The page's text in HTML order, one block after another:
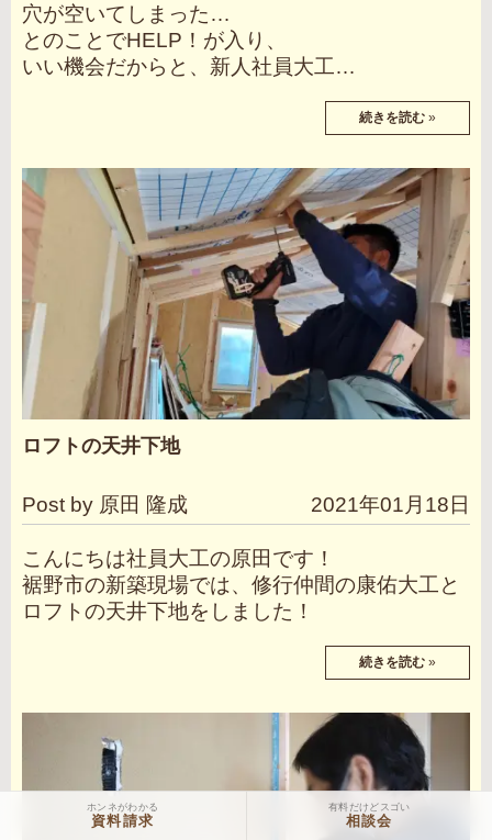
穴が空いてしまった…
とのことでHELP！が入り、
いい機会だからと、新人社員大工…
続きを読む »
ロフトの天井下地
Post by 原田 隆成 2021年01月18日
こんにちは社員大工の原田です！
裾野市の新築現場では、修行仲間の康佑大工と
ロフトの天井下地をしました！
続きを読む »
ホンネがわかる
資料請求
有料だけどスゴい
相談会